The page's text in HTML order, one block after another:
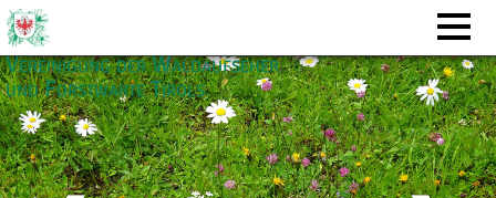
Vereinigung der Waldaufseher
und Forstwarte Tirols